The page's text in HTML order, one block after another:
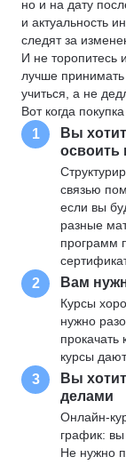
но и на дату
и актуальность
следят за
И не торопитесь
лучше принимать
учиться, а не
Вот когда
1
Вы
освоить
связью
если вы
разные
программ
2 Вам
Курсы
нужно
курсы
3
Вы
делами
Онлайн-
график: вы
Не нужно